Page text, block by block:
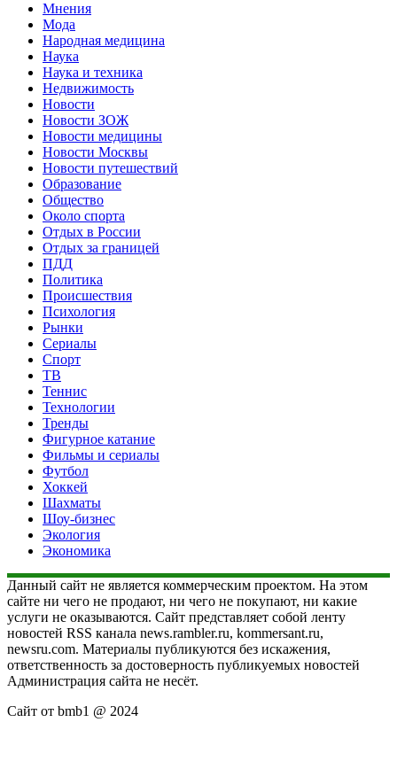
Мнения
Мода
Народная медицина
Наука
Наука и техника
Недвижимость
Новости
Новости ЗОЖ
Новости медицины
Новости Москвы
Новости путешествий
Образование
Общество
Около спорта
Отдых в России
Отдых за границей
ПДД
Политика
Происшествия
Психология
Рынки
Сериалы
Спорт
ТВ
Теннис
Технологии
Тренды
Фигурное катание
Фильмы и сериалы
Футбол
Хоккей
Шахматы
Шоу-бизнес
Экология
Экономика
Данный сайт не является коммерческим проектом. На этом
сайте ни чего не продают, ни чего не покупают, ни какие
услуги не оказываются. Сайт представляет собой ленту
новостей RSS канала news.rambler.ru, kommersant.ru,
newsru.com. Материалы публикуются без искажения,
ответственность за достоверность публикуемых новостей
Администрация сайта не несёт.
Сайт от bmb1 @ 2024